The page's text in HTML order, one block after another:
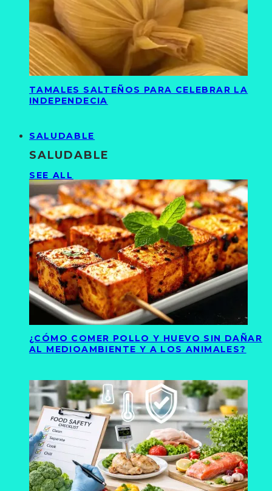
TAMALES SALTEÑOS PARA CELEBRAR LA
INDEPENDECIA
SALUDABLE
SALUDABLE
SEE ALL
¿CÓMO COMER POLLO Y HUEVO SIN DAÑAR
AL MEDIOAMBIENTE Y A LOS ANIMALES?